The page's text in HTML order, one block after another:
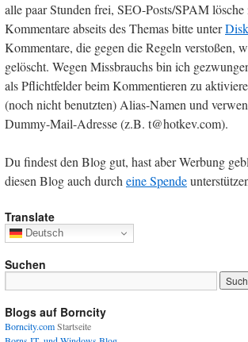
alle paar Stunden frei, SEO-Posts/SPAM
Kommentare abseits des Themas bitte unter
Kommentare, die gegen die Regeln verstoßen,
gelöscht. Wegen Missbrauchs bin ich
als Pflichtfelder beim Kommentieren zu
(noch nicht benutzten) Alias-Namen und
Dummy-Mail-Adresse (z.B. t@hotkev.com).
Du findest den Blog gut, hast aber Werbung
diesen Blog auch durcheine Spende
Translate
Deutsch
Suchen
Blogs auf Borncity
Borncity.comStartseite